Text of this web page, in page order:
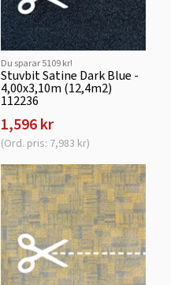
Du sparar 5109 kr!
Stuvbit Satine Dark Blue -
4,00x3,10m (12,4m2)
112236
1,596 kr
(Ord. pris: 7,983 kr)